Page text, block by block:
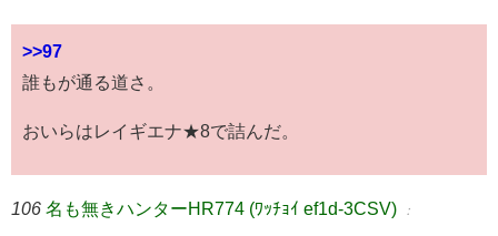
>>97
誰もが通る道さ。
おいらはレイギエナ★8で詰んだ。
106 名も無きハンターHR774 (ﾜｯﾁｮｲ ef1d-3CSV) ：